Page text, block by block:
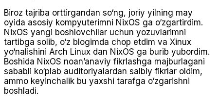
Biroz tajriba orttirgandan so‘ng, joriy yilning may
oyida asosiy kompyuterimni NixOS ga o‘zgartirdim.
NixOS yangi boshlovchilar uchun yozuvlarimni
tartibga solib, o‘z blogimda chop etdim va Xinux
yo‘nalishini Arch Linux dan NixOS ga burib yubordim.
Boshida NixOS noan’anaviy fikrlashga majburlagani
sababli ko‘plab auditoriyalardan salbiy fikrlar oldim,
ammo keyinchalik bu yaxshi tarafga o‘zgarishni
boshladi.